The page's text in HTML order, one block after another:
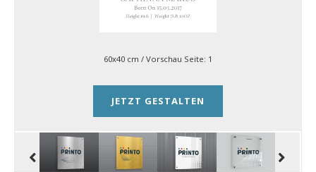
60x40 cm / Vorschau Seite: 1
JETZT GESTALTEN